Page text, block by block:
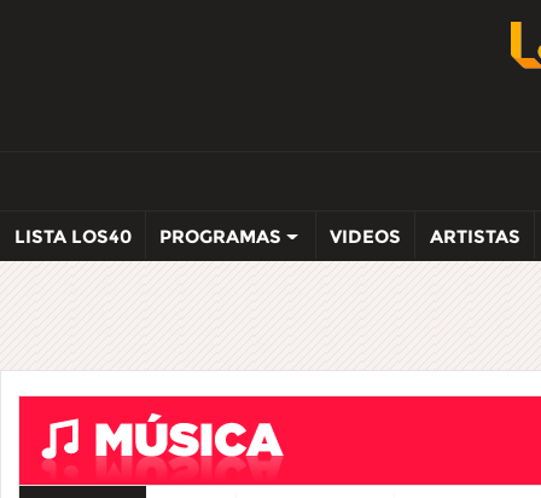
LISTA LOS40 PROGRAMAS VIDEOS ARTISTAS